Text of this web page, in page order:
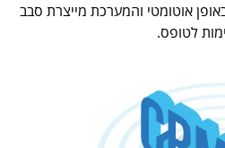
אוטומטי והמערכת מייצרת סבב
לטופס.